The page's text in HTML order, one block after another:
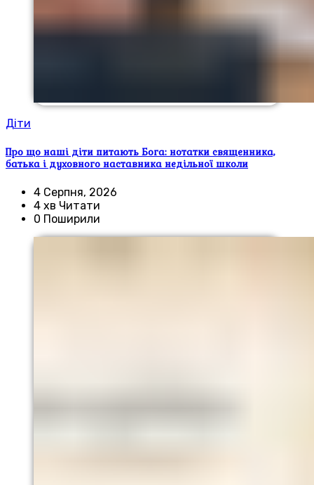
Діти
Про що наші діти питають Бога: нотатки священника,
батька і духовного наставника недільної школи
4 Серпня, 2026
4 хв Читати
0 Поширили